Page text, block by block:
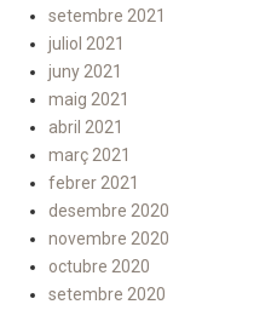
setembre 2021
juliol 2021
juny 2021
maig 2021
abril 2021
març 2021
febrer 2021
desembre 2020
novembre 2020
octubre 2020
setembre 2020